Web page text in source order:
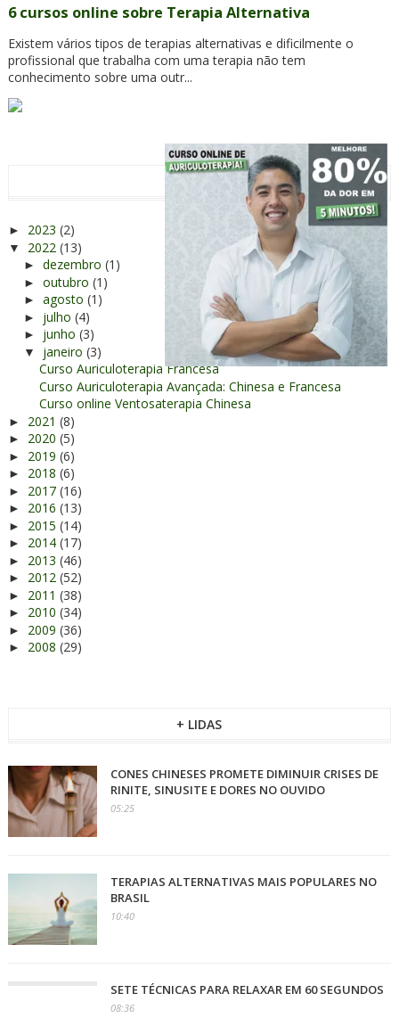
6 cursos online sobre Terapia Alternativa
Existem vários tipos de terapias alternativas e dificilmente o
profissional que trabalha com uma terapia não tem
conhecimento sobre uma outr...
► 2023 (2)
▼ 2022 (13)
► dezembro (1)
► outubro (1)
► agosto (1)
► julho (4)
► junho (3)
▼ janeiro (3)
Curso Auriculoterapia Francesa
Curso Auriculoterapia Avançada: Chinesa e Francesa
Curso online Ventosaterapia Chinesa
► 2021 (8)
► 2020 (5)
► 2019 (6)
► 2018 (6)
► 2017 (16)
► 2016 (13)
► 2015 (14)
► 2014 (17)
► 2013 (46)
► 2012 (52)
► 2011 (38)
► 2010 (34)
► 2009 (36)
► 2008 (29)
+ LIDAS
CONES CHINESES PROMETE DIMINUIR CRISES DE
RINITE, SINUSITE E DORES NO OUVIDO
05:25
TERAPIAS ALTERNATIVAS MAIS POPULARES NO
BRASIL
10:40
SETE TÉCNICAS PARA RELAXAR EM 60 SEGUNDOS
08:36